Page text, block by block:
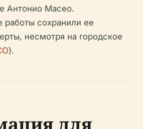
Антонио Масео.
работы сохранили ее
несмотря на городское
).
для